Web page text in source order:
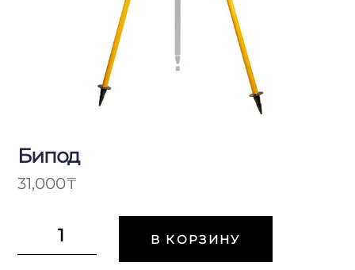
Бипод
31,000₸
Количество
В КОРЗИНУ